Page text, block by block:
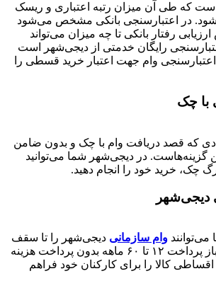
است که طی آن میزان رتبه اعتباری و ریسک
در اعتبارسنجی بانکی مشخص می‌شود
رفتار بانکی تا چه میزان می‌تواند
رایگان خدمتی از دیجی‌شهر است
وام جهت اعتبار خرید قسطی را
چک
که قصد دریافت وام با چک و بدون ضامن
گزینه‌هاست. در دیجی‌شهر شما می‌توانید
چک، خرید خود را انجام دهید.
دیجی‌شهر
وام سازمانی دیجی‌شهر را تا سقف
پرداخت ۱۲ تا ۶۰
ماهه بدون پرداخت هزینه
اقساطی کالا را برای کارکنان خود فراهم